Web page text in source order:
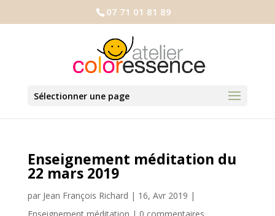
07 71 01 81 89
Sélectionner une page
Enseignement méditation du
22 mars 2019
par Jean François Richard | 16, Avr 2019 |